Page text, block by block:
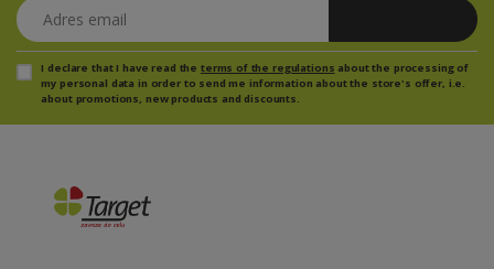
Adres email
I declare that I have read the terms of the regulations about the processing of
my personal data in order to send me information about the store's offer, i.e.
about promotions, new products and discounts.